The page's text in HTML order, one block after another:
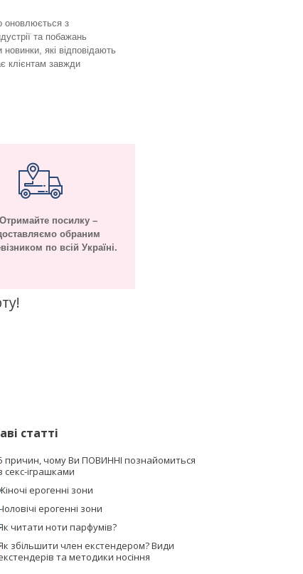
оновлюється з
та побажань
які відповідають
клієнтам завжди
Отримайте посилку –
обраним
по всій Україні.
статті
причин, чому Ви ПОВИННІ познайомиться
секс-іграшками
ерогенні зони
ерогенні зони
читати ноти парфумів?
збільшити член екстендером? Види
та методики носіння